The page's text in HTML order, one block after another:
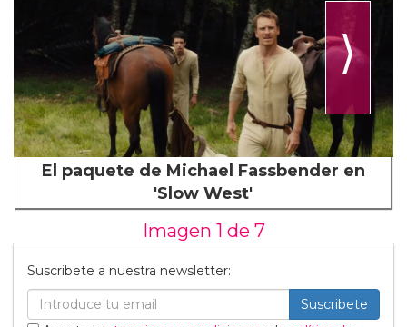
⟩
El paquete de Michael Fassbender en
'Slow West'
Imagen 1 de 7
Suscribete a nuestra newsletter:
Suscribete